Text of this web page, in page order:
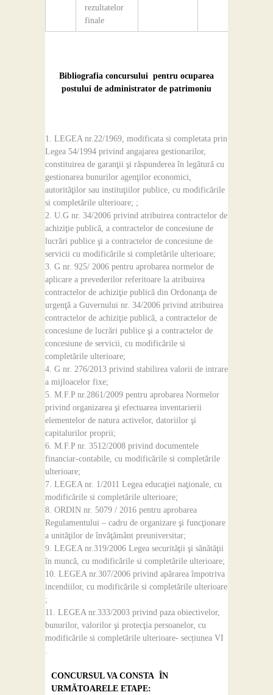
rezultatelor
finale
Bibliografia concursului pentru ocuparea
postului de administrator de patrimoniu
LEGEA nr.22/1969, modificata si completata prin
Legea 54/1994 privind angajarea gestionarilor,
constituirea de garanţii şi răspunderea în legătură cu
gestionarea bunurilor agenţilor economici,
autorităţilor sau instituţiilor publice, cu modificările
si completările ulterioare; ;
U.G nr. 34/2006 privind atribuirea contractelor de
achiziţie publică, a contractelor de concesiune de
lucrări publice şi a contractelor de concesiune de
servicii cu modificările si completările ulterioare;
G nr. 925/ 2006 pentru aprobarea normelor de
aplicare a prevederilor referitoare la atribuirea
contractelor de achiziţie publică din Ordonanţa de
urgenţă a Guvernului nr. 34/2006 privind atribuirea
contractelor de achiziţie publică, a contractelor de
concesiune de lucrări publice şi a contractelor de
concesiune de servicii, cu modificările si
completările ulterioare;
G nr. 276/2013 privind stabilirea valorii de intrare
a mijloacelor fixe;
M.F.P nr.2861/2009 pentru aprobarea Normelor
privind organizarea şi efectuarea inventarierii
elementelor de natura activelor, datoriilor şi
capitalurilor proprii;
M.F.P nr. 3512/2008 privind documentele
financiar-contabile, cu modificările si completările
ulterioare;
LEGEA nr. 1/2011 Legea educaţiei naţionale, cu
modificările si completările ulterioare;
ORDIN nr. 5079 / 2016 pentru aprobarea
Regulamentului – cadru de organizare şi funcţionare
a unităţilor de învăţământ preuniversitar;
LEGEA nr.319/2006 Legea securităţii şi sănătăţii
în muncă, cu modificările si completările ulterioare;
LEGEA nr.307/2006 privind apărarea împotriva
incendiilor, cu modificările si completările ulterioare
;
LEGEA nr.333/2003 privind paza obiectivelor,
bunurilor, valorilor şi protecţia persoanelor, cu
modificările si completările ulterioare- secțiunea VI
.
CONCURSUL VA CONSTA ÎN
URMĂTOARELE ETAPE: